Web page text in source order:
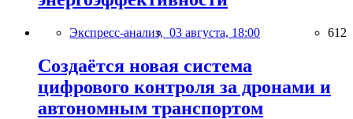
Экспресс-анализ, 03 августа, 18:00 612
Создаётся новая система
цифрового контроля за дронами и
автономным транспортом